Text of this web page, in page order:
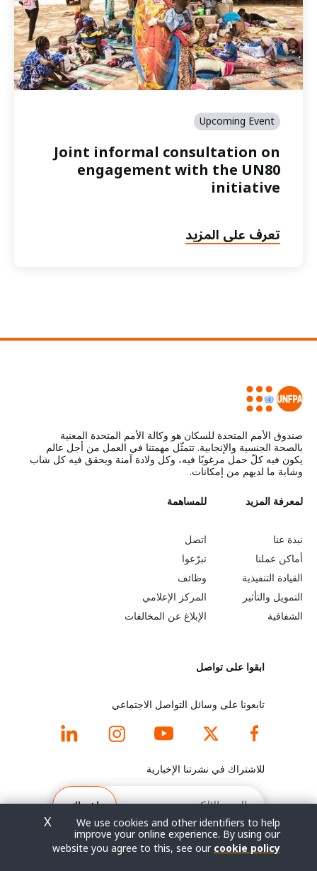
Upcoming Event
Joint informal consultation on
engagement with the UN80
initiative
تعرف على المزيد
صندوق الأمم المتحدة للسكان هو وكالة الأمم المتحدة المعنية
بالصحة الجنسية والإنجابية. تتمثّل مهمتنا في العمل من أجل عالم
يكون فيه كلّ حمل مرغوبًا فيه، وكل ولادة آمنة ويحقق فيه كل شاب
وشابة ما لديهم من إمكانات.
L
e
a
r
n
o
لمعرفة المزيد
نبذة عنا
أماكن عملنا
القيادة التنفيذية
التمويل والتأثير
الشفافية
G
o
b
e
y
n
d
f
o
o
t
e
للمساهمة
اتصل
تبرّعوا
وظائف
المركز الإعلامي
الإبلاغ عن المخالفات
ابقوا على تواصل
تابعونا على وسائل التواصل الاجتماعي
للاشتراك في نشرتنا الإخبارية
البريد
الإلكتروني
اشتراك
We use cookies and other identifiers to help
improve your online experience. By using our
website you agree to this, see ourcookie policy
X